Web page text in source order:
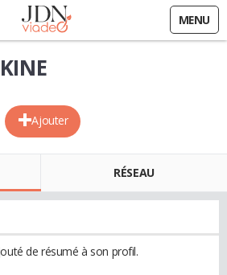
MENU
Ajouter
RÉSEAU
de résumé à son profil.